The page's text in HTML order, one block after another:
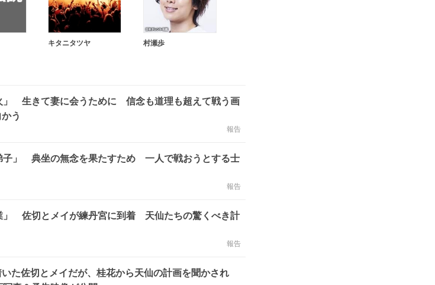
キタニタツヤ 村瀬歩
」 生きて妻に会うために 信念も道理も超えて戦う画
う
報告
子」 典坐の無念を果たすため 一人で戦おうとする士
報告
」 佐切とメイが練丹宮に到着 天仙たちの驚くべき計
報告
た佐切とメイだが、桂花から天仙の計画を聞かされ